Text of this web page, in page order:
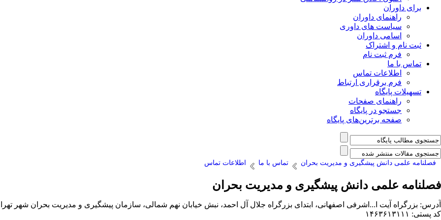
برای داوران
راهنمای داوران
سیاست های داوری
اسامی داوران
ثبت نام و اشتراک
فرم ثبت نام
تماس با ما
اطلاعات تماس
فرم برقراری ارتباط
تسهیلات پایگاه
راهنمای صفحات
جستجو در پایگاه
صفحه برترین‌های پایگاه
فصلنامه علمی دانش پیشگیری و مدیریت بحران تماس با ما اطلاعات تماس
فصلنامه علمی دانش پیشگیری و مدیریت بحران
آدرس: بزرگراه آیت ا...اشرفی اصفهانی، ابتدای بزرگراه جلال آل احمد، نبش خیابان نهم شمالی، سازمان پیشگیری و مدیریت بحران شهر
کد پستی: ۱۴۶۳۶۱۳۱۱۱